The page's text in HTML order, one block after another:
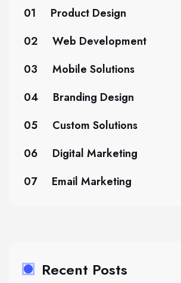
01
Product Design
02
Web Development
03
Mobile Solutions
04
Branding Design
05
Custom Solutions
06
Digital Marketing
07
Email Marketing
Recent Posts